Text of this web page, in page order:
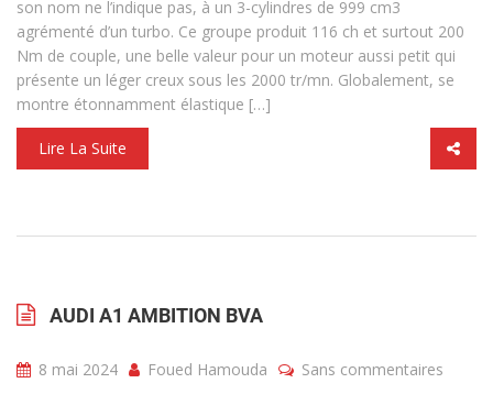
son nom ne l’indique pas, à un 3-cylindres de 999 cm3
agrémenté d’un turbo. Ce groupe produit 116 ch et surtout 200
Nm de couple, une belle valeur pour un moteur aussi petit qui
présente un léger creux sous les 2000 tr/mn. Globalement, se
montre étonnamment élastique […]
Lire La Suite
AUDI A1 AMBITION BVA
8 mai 2024 Foued Hamouda Sans commentaires